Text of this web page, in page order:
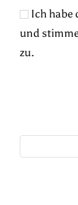
Ich habe
und
zu.